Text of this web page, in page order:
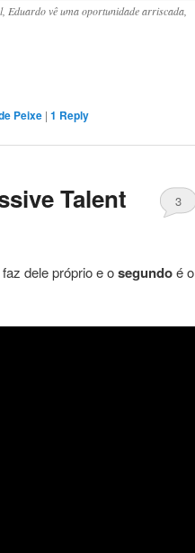
Eduardo vê uma oportunidade arriscada,
Peixe | 1 Reply
Talent 3
faz dele próprio e osegundoé o